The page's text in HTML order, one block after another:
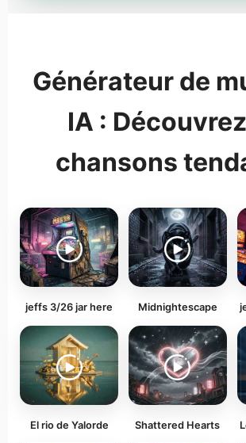
Générateur de
IA :
chansons
jeffs 3/26 jar here Midnightescape
El rio de Yalorde Shattered Hearts